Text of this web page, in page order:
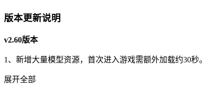
版本更新说明
v2.60版本
1、新增大量模型资源，首次进入游戏需额外加载约30秒。
展开全部